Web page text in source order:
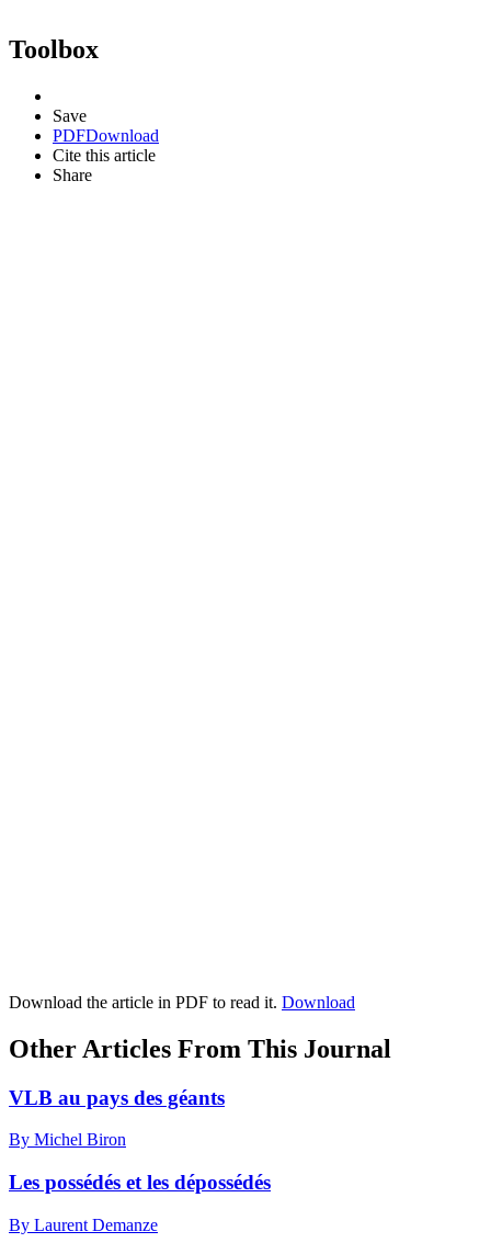
Toolbox
Save
PDFDownload
Cite this article
Share
Download the article in PDF to read it. Download
Other Articles From This Journal
VLB au pays des géants
By Michel Biron
Les possédés et les dépossédés
By Laurent Demanze